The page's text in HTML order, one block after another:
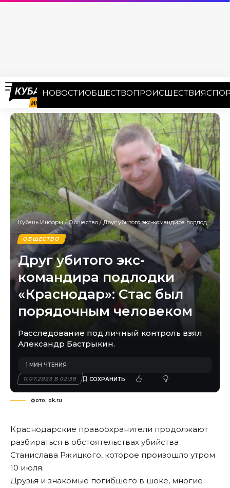
НОВОСТИОБЩЕСТВОПРОИСШЕСТВИЯ
Кубань Информ/Общество /Друг убитого экс-командира подлодки «Краснодар»: Стас был порядочным человеком
ОБЩЕСТВО
Друг убитого экс-
командира подлодки
«Краснодар»: Стас был
порядочным человеком
Расследование под личный контроль взял
Александр Бастрыкин.
11.07.2023 В 02:38
1 МИН ЧТЕНИЯ
фото: ok.ru
Краснодарские правоохранители продолжают
разбираться в обстоятельствах убийства
Станислава Ржицкого, которое произошло утром
10 июля.
Друзья и знакомые погибшего в шоке, многие